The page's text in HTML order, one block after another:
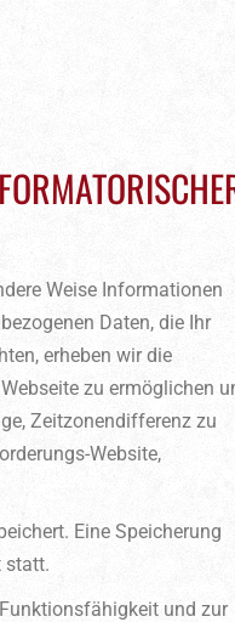
Weise Informationen
Daten, die Ihr
erheben wir die
zu ermöglichen
Zeitzonendifferenz zu
Website,
Eine Speicherung
statt.
und zur